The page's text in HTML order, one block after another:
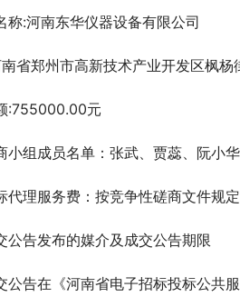
称:河南东华仪器设备有限公司
南省郑州市高新技术产业开发区枫杨
:755000.00元
小组成员名单：张武、贾蕊、阮小
代理服务费：按竞争性磋商文件规
公告发布的媒介及成交公告期限
公告在《河南省电子招标投标公共服